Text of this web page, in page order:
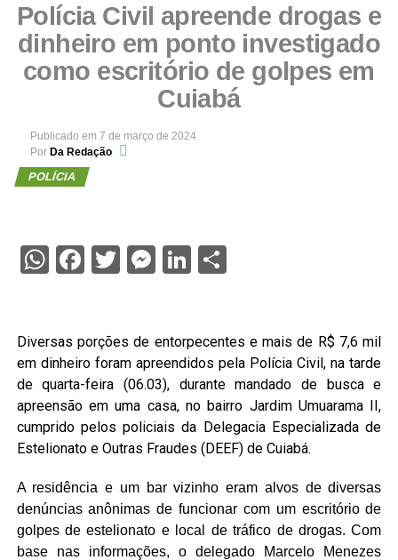
Polícia Civil apreende drogas e
dinheiro em ponto investigado
como escritório de golpes em
Cuiabá
Publicado em 7 de março de 2024
Por Da Redação
POLÍCIA
WhatsApp
Facebook
Twitter
Messenger
LinkedIn
Share
Diversas porções de entorpecentes e mais de R$ 7,6 mil
em dinheiro foram apreendidos pela Polícia Civil, na tarde
de quarta-feira (06.03), durante mandado de busca e
apreensão em uma casa, no bairro Jardim Umuarama II,
cumprido pelos policiais da Delegacia Especializada de
Estelionato e Outras Fraudes (DEEF) de Cuiabá.
A residência e um bar vizinho eram alvos de diversas
denúncias anônimas de funcionar com um escritório de
golpes de estelionato e local de tráfico de drogas. Com
base nas informações, o delegado Marcelo Menezes